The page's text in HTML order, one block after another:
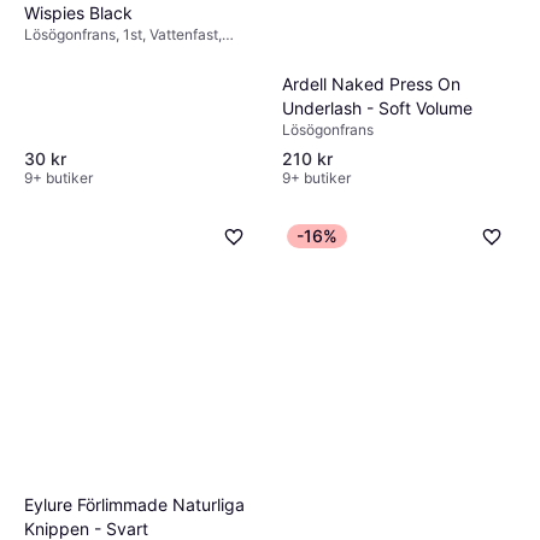
Wispies Black
Lösögonfrans, 1st, Vattenfast,
30 kr
9+ butiker
Ardell Naked Press On
Underlash - Soft Volume
Lösögonfrans
210 kr
9+ butiker
Eylure Förlimmade Naturliga
Knippen - Svart
-16%